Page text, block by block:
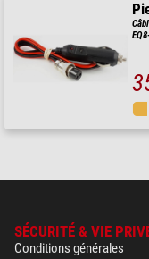
SÉCURITÉ & VIE
Conditions générales